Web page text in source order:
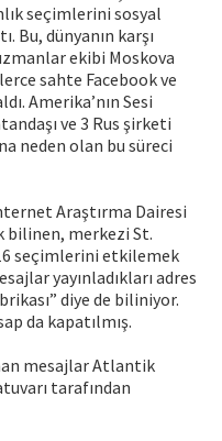
seçimlerini sosyal
Bu, dünyanın karşı
ekibi Moskova
sahte Facebook ve
Amerika’nın Sesi
ve 3 Rus şirketi
neden olan bu süreci
Araştırma Dairesi
bilinen, merkezi St.
seçimlerini etkilemek
yayınladıkları adres
diye de biliniyor.
da kapatılmış.
mesajlar Atlantik
tarafından